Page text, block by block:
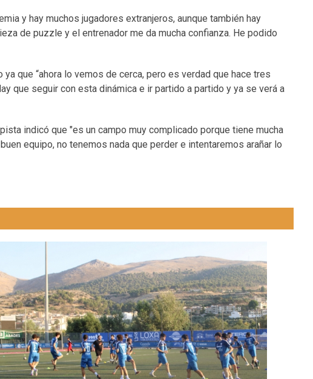
y hay muchos jugadores extranjeros, aunque también hay
de puzzle y el entrenador me da mucha confianza. He podido
que “ahora lo vemos de cerca, pero es verdad que hace tres
que seguir con esta dinámica e ir partido a partido y ya se verá a
indicó que "es un campo muy complicado porque tiene mucha
equipo, no tenemos nada que perder e intentaremos arañar lo